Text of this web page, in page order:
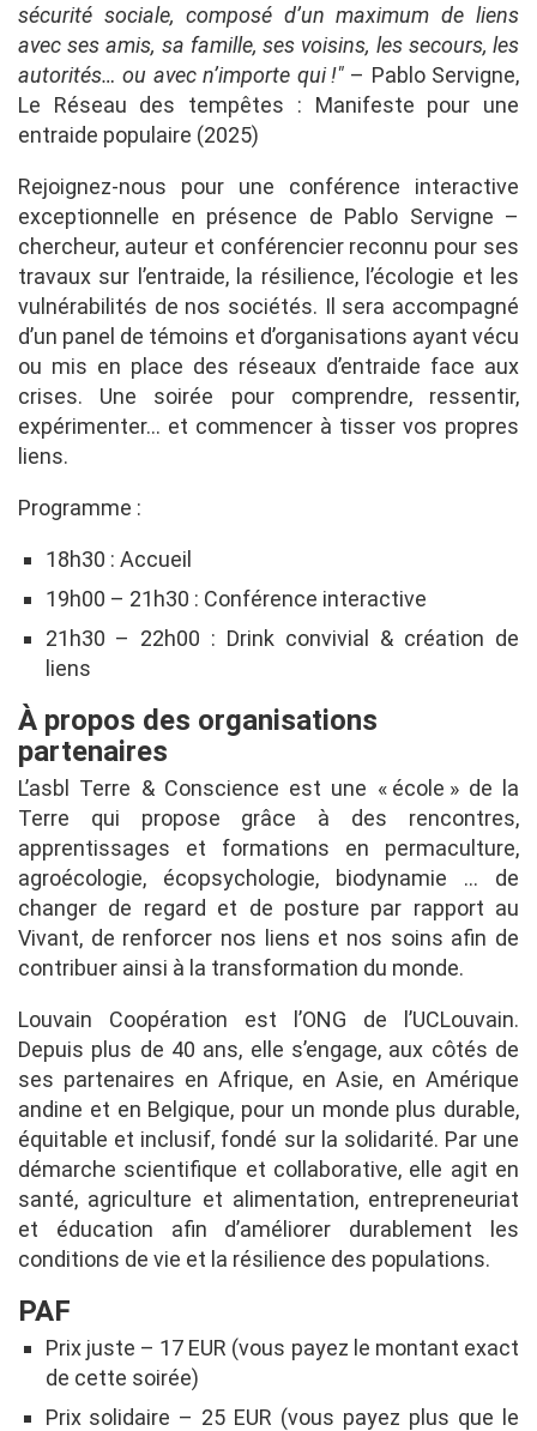
sécurité sociale, composé d’un maximum de liens
avec ses amis, sa famille, ses voisins, les secours, les
autorités… ou avec n’importe qui !"– Pablo Servigne,
Le Réseau des tempêtes : Manifeste pour une
entraide populaire (2025)
Rejoignez-nous pour une conférence interactive
exceptionnelle en présence de Pablo Servigne –
chercheur, auteur et conférencier reconnu pour ses
travaux sur l’entraide, la résilience, l’écologie et les
vulnérabilités de nos sociétés. Il sera accompagné
d’un panel de témoins et d’organisations ayant vécu
ou mis en place des réseaux d’entraide face aux
crises. Une soirée pour comprendre, ressentir,
expérimenter… et commencer à tisser vos propres
liens.
Programme :
18h30 : Accueil
19h00 – 21h30 : Conférence interactive
21h30 – 22h00 : Drink convivial & création de
liens
À propos des organisations
partenaires
L’asbl Terre & Conscience est une « école » de la
Terre qui propose grâce à des rencontres,
apprentissages et formations en permaculture,
agroécologie, écopsychologie, biodynamie … de
changer de regard et de posture par rapport au
Vivant, de renforcer nos liens et nos soins afin de
contribuer ainsi à la transformation du monde.
Louvain Coopération est l’ONG de l’UCLouvain.
Depuis plus de 40 ans, elle s’engage, aux côtés de
ses partenaires en Afrique, en Asie, en Amérique
andine et en Belgique, pour un monde plus durable,
équitable et inclusif, fondé sur la solidarité. Par une
démarche scientifique et collaborative, elle agit en
santé, agriculture et alimentation, entrepreneuriat
et éducation afin d’améliorer durablement les
conditions de vie et la résilience des populations.
PAF
Prix juste – 17 EUR (vous payez le montant exact
de cette soirée)
Prix solidaire – 25 EUR (vous payez plus que le